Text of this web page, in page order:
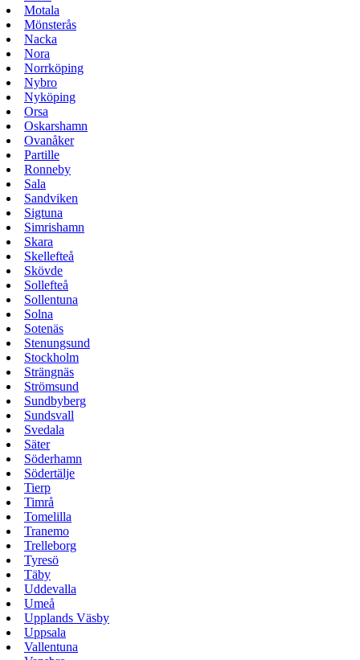
Motala
Mönsterås
Nacka
Nora
Norrköping
Nybro
Nyköping
Orsa
Oskarshamn
Ovanåker
Partille
Ronneby
Sala
Sandviken
Sigtuna
Simrishamn
Skara
Skellefteå
Skövde
Sollefteå
Sollentuna
Solna
Sotenäs
Stenungsund
Stockholm
Strängnäs
Strömsund
Sundbyberg
Sundsvall
Svedala
Säter
Söderhamn
Södertälje
Tierp
Timrå
Tomelilla
Tranemo
Trelleborg
Tyresö
Täby
Uddevalla
Umeå
Upplands Väsby
Uppsala
Vallentuna